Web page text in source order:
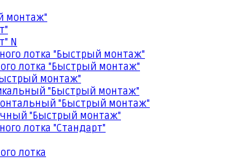
монтаж"
N
лотка "Быстрый монтаж"
лотка "Быстрый монтаж"
монтаж"
"Быстрый монтаж"
"Быстрый монтаж"
"Быстрый монтаж"
лотка "Стандарт"
лотка